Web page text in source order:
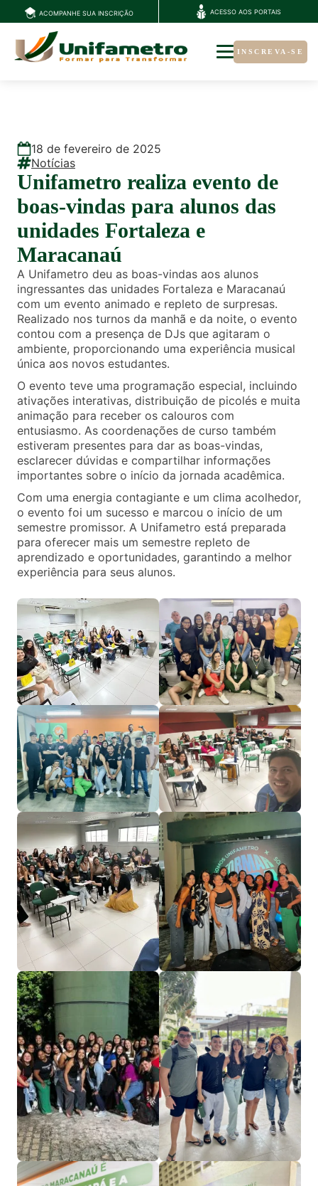
ACOMPANHE SUA INSCRIÇÃO ACESSO AOS PORTAIS
INSCREVA-SE
18 de fevereiro de 2025
Notícias
Unifametro realiza evento de
boas-vindas para alunos das
unidades Fortaleza e
Maracanaú
A Unifametro deu as boas-vindas aos alunos
ingressantes das unidades Fortaleza e Maracanaú
com um evento animado e repleto de surpresas.
Realizado nos turnos da manhã e da noite, o evento
contou com a presença de DJs que agitaram o
ambiente, proporcionando uma experiência musical
única aos novos estudantes.
O evento teve uma programação especial, incluindo
ativações interativas, distribuição de picolés e muita
animação para receber os calouros com
entusiasmo. As coordenações de curso também
estiveram presentes para dar as boas-vindas,
esclarecer dúvidas e compartilhar informações
importantes sobre o início da jornada acadêmica.
Com uma energia contagiante e um clima acolhedor,
o evento foi um sucesso e marcou o início de um
semestre promissor. A Unifametro está preparada
para oferecer mais um semestre repleto de
aprendizado e oportunidades, garantindo a melhor
experiência para seus alunos.